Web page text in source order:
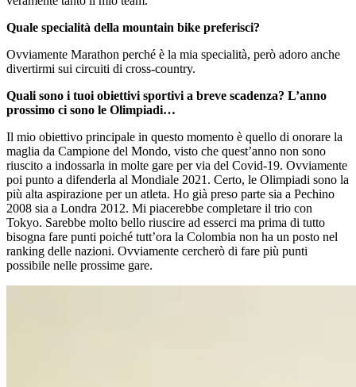
Quale specialità della mountain bike preferisci?
Ovviamente Marathon perché è la mia specialità, però adoro anche
divertirmi sui circuiti di cross-country.
Quali sono i tuoi obiettivi sportivi a breve scadenza? L’anno
prossimo ci sono le Olimpiadi…
Il mio obiettivo principale in questo momento è quello di onorare la
maglia da Campione del Mondo, visto che quest’anno non sono
riuscito a indossarla in molte gare per via del Covid-19. Ovviamente
poi punto a difenderla al Mondiale 2021. Certo, le Olimpiadi sono la
più alta aspirazione per un atleta. Ho già preso parte sia a Pechino
2008 sia a Londra 2012. Mi piacerebbe completare il trio con
Tokyo. Sarebbe molto bello riuscire ad esserci ma prima di tutto
bisogna fare punti poiché tutt’ora la Colombia non ha un posto nel
ranking delle nazioni. Ovviamente cercherò di fare più punti
possibile nelle prossime gare.